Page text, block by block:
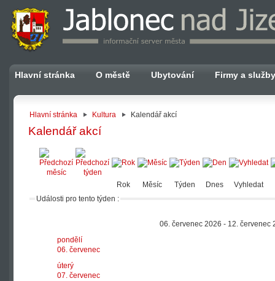
Hlavní stránka O městě Ubytování Firmy a služby
Hlavní stránka Kultura Kalendář akcí
Kalendář akcí
Rok Měsíc Týden Dnes
Vyhledat
Události pro tento týden :
06. červenec 2026 - 12. červenec
pondělí
06. červenec
úterý
07. červenec